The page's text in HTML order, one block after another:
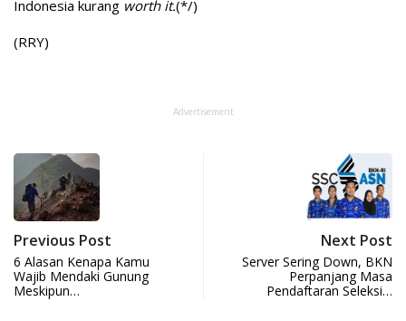
Indonesia kurang worth it.(*/)
(RRY)
Advertisement
Previous Post
6 Alasan Kenapa Kamu
Wajib Mendaki Gunung
Meskipun…
Next Post
Server Sering Down, BKN
Perpanjang Masa
Pendaftaran Seleksi…